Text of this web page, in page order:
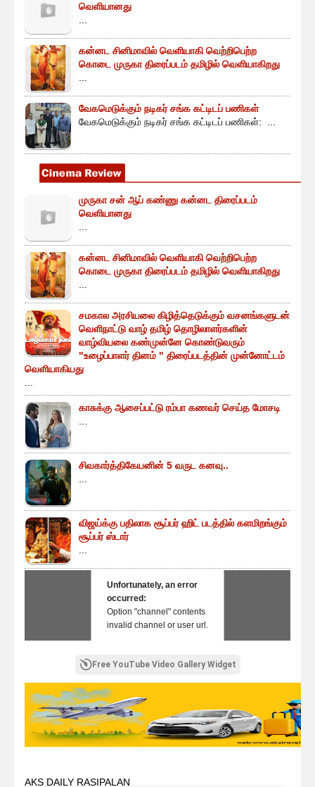
வெளியானது
கன்னட சினிமாவில் வெளியாகி வெற்றிபெற்ற
கொடை முருகா திரைப்படம் தமிழில் வெளியாகிறது
வேகமெடுக்கும் நடிகர் சங்க கட்டிடப் பணிகள்
வேகமெடுக்கும் நடிகர் சங்க கட்டிடப் பணிகள்: ...
முருகா சன் ஆப் கண்ணு கன்னட திரைப்படம்
வெளியானது
கன்னட சினிமாவில் வெளியாகி வெற்றிபெற்ற
கொடை முருகா திரைப்படம் தமிழில் வெளியாகிறது
சமகால அரசியலை கிழித்தெடுக்கும் வசனங்களுடன்
வெளிநாட்டு வாழ் தமிழ் தொழிலாளர்களின்
வாழ்வியலை கண்முன்னே கொண்டுவரும்
"உழைப்பாளர் தினம் " திரைப்படத்தின் முன்னோட்டம்
வெளியாகியது
காசுக்கு ஆசைப்பட்டு ரம்பா கணவர் செய்த மோசடி
சிவகார்த்திகேயனின் 5 வருட கனவு..
விஜய்க்கு பதிலாக சூப்பர் ஹிட் படத்தில் களமிறங்கும்
சூப்பர் ஸ்டார்
Unfortunately, an error
occurred:
Option "channel" contents
invalid channel or user url.
Free YouTube Video Gallery Widget
AKS DAILY RASIPALAN